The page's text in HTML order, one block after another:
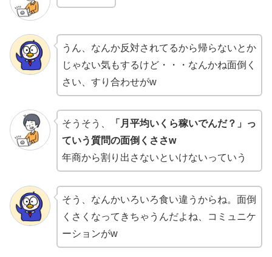
うん、なんか反対されてるから帰らないとか
じゃない気もするけど・・・なんかね面倒く
さい、すり合わせがw
そうそう、
「月平均いくら稼いでんだ？」っ
ていう質問の面倒くささw
年商から割り出さないといけないっていう
そう、なんかいろいろ食い違うからね。面倒
くさくなってきちゃうんだよね、コミュニケ
ーションがw